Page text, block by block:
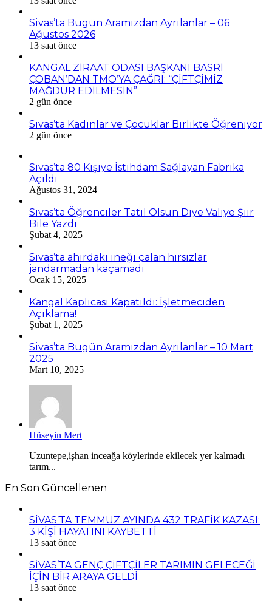
Sivas’ta Bugün Aramızdan Ayrılanlar – 06
Ağustos 2026
13 saat önce
KANGAL ZİRAAT ODASI BAŞKANI BASRİ
ÇOBAN’DAN TMO’YA ÇAĞRI: “ÇİFTÇİMİZ
MAĞDUR EDİLMESİN”
2 gün önce
Sivas’ta Kadınlar ve Çocuklar Birlikte Öğreniyor
2 gün önce
Sivas’ta 80 Kişiye İstihdam Sağlayan Fabrika
Açıldı
Ağustos 31, 2024
Sivas’ta Öğrenciler Tatil Olsun Diye Valiye Şiir
Bile Yazdı
Şubat 4, 2025
Sivas’ta ahırdaki ineği çalan hırsızlar
jandarmadan kaçamadı
Ocak 15, 2025
Kangal Kaplıcası Kapatıldı: İşletmeciden
Açıklama!
Şubat 1, 2025
Sivas’ta Bugün Aramızdan Ayrılanlar – 10 Mart
2025
Mart 10, 2025
Hüseyin Mert
Uzuntepe,işhan inceağa köylerinde ekilecek yer kalmadı
tarım...
En Son Güncellenen
SİVAS’TA TEMMUZ AYINDA 432 TRAFİK KAZASI:
3 KİŞİ HAYATINI KAYBETTİ
13 saat önce
SİVAS’TA GENÇ ÇİFTÇİLER TARIMIN GELECEĞİ
İÇİN BİR ARAYA GELDİ
13 saat önce